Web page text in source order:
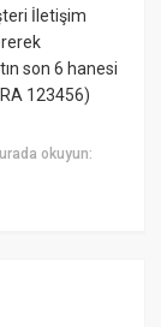
İletişim
son 6 hanesi
123456)
okuyun: